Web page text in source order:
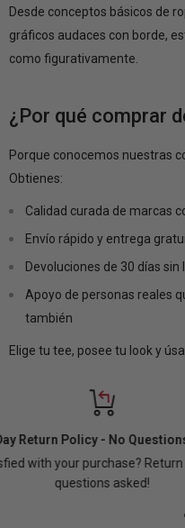
Desde conceptos básicos de
gráficos audaces con borde,
como figurativamente.
¿Por qué comprar
Porque conocemos nuestras
Obtienes:
Calidad curada de marcas
Envío rápido y entrega
Devoluciones de 30 días
Apoyo de personas reales
también
Elige tu tee, posee tu look y
¿Necesita ayuda? Hable
Phone:
Email: